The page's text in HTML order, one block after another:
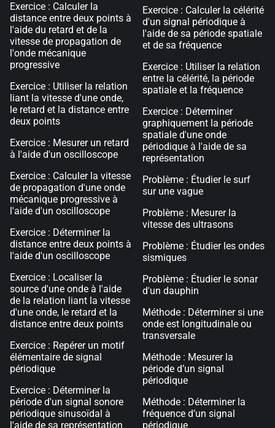
Exercice : Calculer la
distance entre deux points à
l'aide du retard et de la
vitesse de propagation de
l'onde mécanique
progressive
Exercice : Utiliser la relation
liant la vitesse d'une onde,
le retard et la distance entre
deux points
Exercice : Mesurer un retard
à l'aide d'un oscilloscope
Exercice : Calculer la vitesse
de propagation d'une onde
mécanique progressive à
l'aide d'un oscilloscope
Exercice : Déterminer la
distance entre deux points à
l'aide d'un oscilloscope
Exercice : Localiser la
source d'une onde à l'aide
de la relation liant la vitesse
d'une onde, le retard et la
distance entre deux points
Exercice : Repérer un motif
élémentaire de signal
périodique
Exercice : Déterminer la
période d'un signal sonore
périodique sinusoïdal à
l'aide de sa représentation
Exercice : Calculer la célérité
d'un signal périodique à
l'aide de sa période spatiale
et de sa fréquence
Exercice : Utiliser la relation
entre la célérité, la période
spatiale et la fréquence
Exercice : Déterminer
graphiquement la période
spatiale d'une onde
périodique à l'aide de sa
représentation
Problème : Étudier le surf
sur une vague
Problème : Mesurer la
vitesse des ultrasons
Problème : Étudier les ondes
sismiques
Problème : Étudier le sonar
d'un dauphin
Méthode : Déterminer si une
onde est longitudinale ou
transversale
Méthode : Mesurer la
période d’un signal
périodique
Méthode : Déterminer la
fréquence d’un signal
périodique